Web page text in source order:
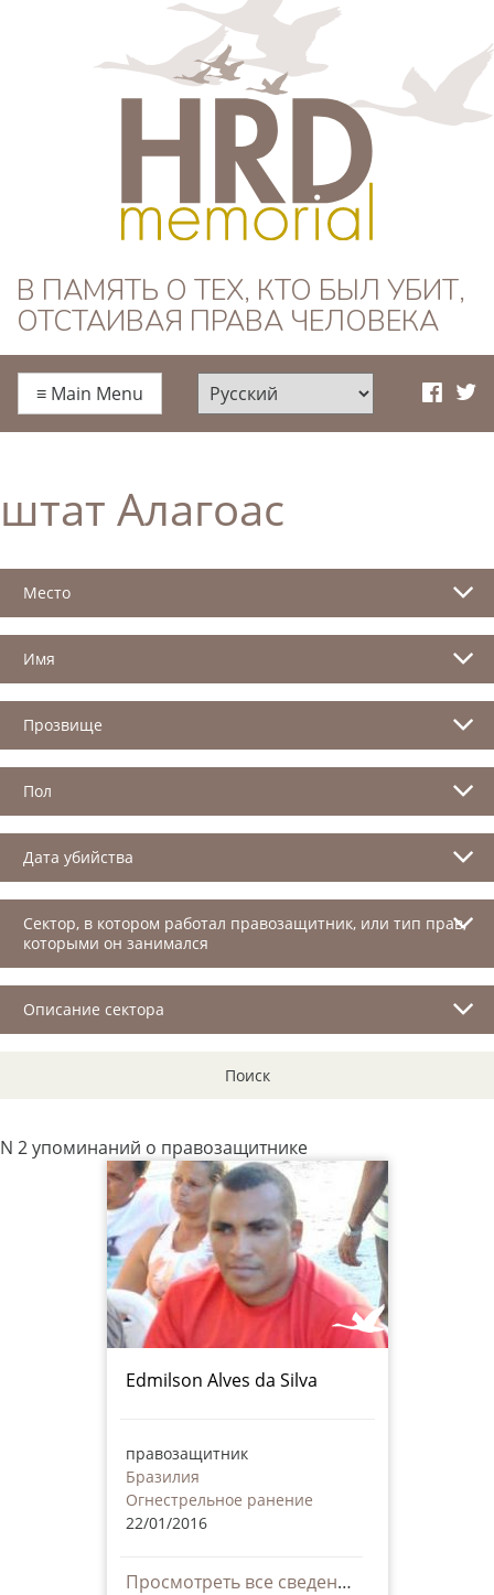
HRD Memorial —
Русский
В ПАМЯТЬ О ТЕХ, КТО БЫЛ УБИТ,
ОТСТАИВАЯ ПРАВА ЧЕЛОВЕКА
≡ Main Menu
штат Алагоас
Место
Имя
Прозвище
Пол
Дата убийства
Сектор, в котором работал правозащитник, или тип прав,
которыми он занимался
Описание сектора
Поиск
N 2 упоминаний о правозащитнике
Edmilson Alves da Silva
правозащитник
Бразилия
Огнестрельное ранение
22/01/2016
Просмотреть все сведения